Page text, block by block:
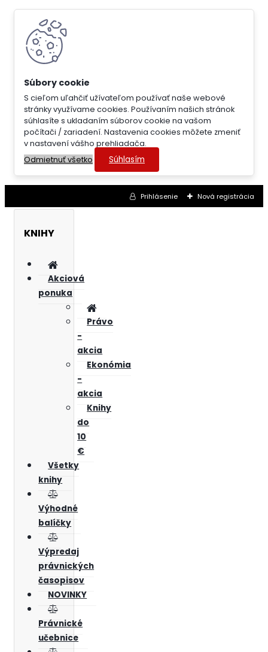
S cieľom uľahčiť užívateľom používať naše webové
stránky využívame cookies. Používaním našich stránok
súhlasíte s ukladaním súborov cookie na vašom
počítači / zariadení. Nastavenia cookies môžete zmeniť
v nastavení vášho prehliadača.
Odmietnuť všetko
Súhlasím
Prihlásenie Nová registrácia
KNIHY
Akciová
ponuka
Právo
-
akcia
Ekonómia
-
akcia
Knihy
do
10
€
Všetky
knihy
Výhodné
balíčky
Výpredaj
právnických
časopisov
NOVINKY
Právnické
učebnice